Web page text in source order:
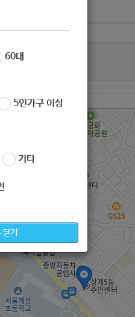
60대
5인가구 이상
기타
기
로 434(상계동) 상계5동주민센터